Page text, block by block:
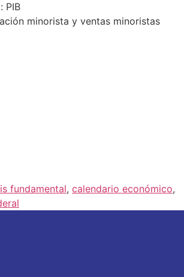
PIB
minorista y ventas minoristas
fundamental, calendario económico,